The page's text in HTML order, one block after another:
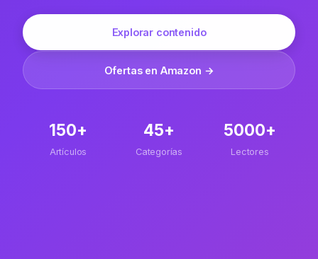
Explorar contenido
Ofertas en Amazon →
150+
Artículos
45+
Categorías
5000+
Lectores